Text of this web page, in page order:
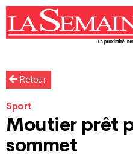
Retour
Sport
Moutier prêt
sommet